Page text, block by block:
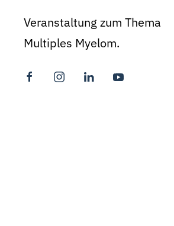
Veranstaltung zum Thema
Multiples Myelom.